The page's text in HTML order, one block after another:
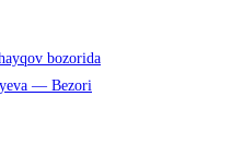
bozorida
— Bezori